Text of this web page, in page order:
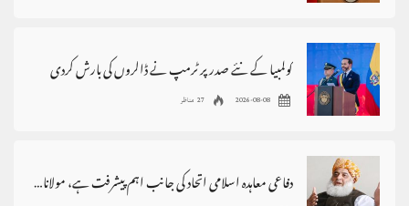
کولمبیا کے نئے صدر پر ٹرمپ نے ڈالروں کی بارش کردی
2026-08-08 27 مناظر
دفاعی معاہدہ اسلامی اتحاد کی جانب اہم پیشرفت ہے، مولانافضل الرحمٰن